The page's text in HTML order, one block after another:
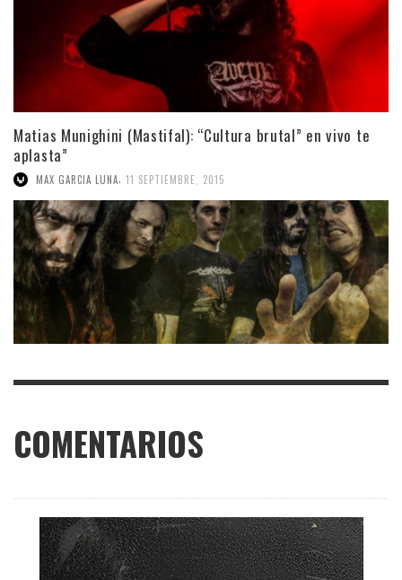
Matias Munighini (Mastifal): “Cultura brutal” en vivo te
aplasta”
MAX GARCIA LUNA 11 SEPTIEMBRE, 2015
COMENTARIOS